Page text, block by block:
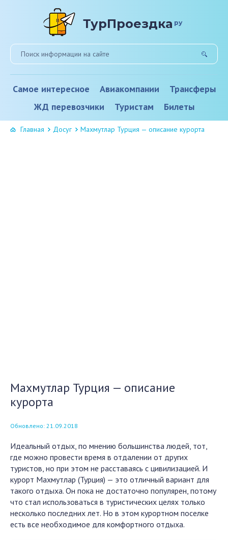
ТурПроездка ру
Самое интересное Авиакомпании
Трансферы
ЖД перевозчики
Туристам Билеты
Главная Досуг Махмутлар Турция — описание курорта
Махмутлар Турция — описание
курорта
Обновлено: 21.09.2018
Идеальный отдых, по мнению большинства людей, тот,
где можно провести время в отдалении от других
туристов, но при этом не расставаясь с цивилизацией. И
курорт Махмутлар (Турция) — это отличный вариант для
такого отдыха. Он пока не достаточно популярен, потому
что стал использоваться в туристических целях только
несколько последних лет. Но в этом курортном поселке
есть все необходимое для комфортного отдыха.